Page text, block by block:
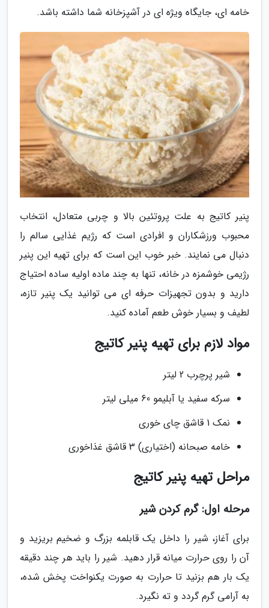
خامه ای، جایگاه ویژه ای در آشپزخانه شما داشته باشد.
پنیر کاتیج به علت پروتئین بالا و چربی متعادل، انتخاب
محبوب ورزشکاران و افرادی است که رژیم غذایی سالم را
دنبال می نمایند. خبر خوب این است که برای تهیه این پنیر
رژیمی خوشمزه در خانه، تنها به چند ماده اولیه ساده احتیاج
دارید و بدون تجهیزات حرفه ای می توانید یک پنیر تازه،
لطیف و بسیار خوش طعم آماده کنید.
مواد لازم برای تهیه پنیر کاتیج
شیر پرچرب 2 لیتر
سرکه سفید یا آبلیمو 60 میلی لیتر
نمک 1 قاشق چای خوری
خامه صبحانه (اختیاری) 3 قاشق غذاخوری
مراحل تهیه پنیر کاتیج
مرحله اول: گرم کردن شیر
برای آغاز، شیر را داخل یک قابلمه بزرگ و ضخیم بریزید و
آن را روی حرارت میانه قرار دهید. شیر را باید هر چند دقیقه
یک بار هم بزنید تا حرارت به صورت یکنواخت پخش شده،
به آرامی گرم گردد و ته نگیرد.